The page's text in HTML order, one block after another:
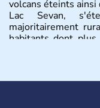
volcans éteints
Lac Sevan,
majoritairement
habitants dont